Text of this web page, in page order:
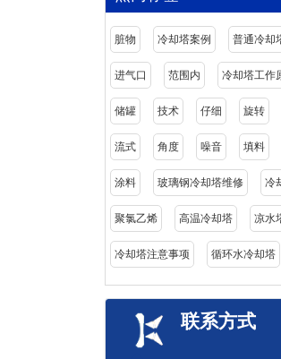
脏物 冷却塔案例 普通冷却
进气口 范围内 冷却塔工作
储罐 技术 仔细 旋转
流式 角度 噪音 填料
涂料 玻璃钢冷却塔维修 冷
聚氯乙烯 高温冷却塔 凉水
冷却塔注意事项 循环水冷却塔
联系方式